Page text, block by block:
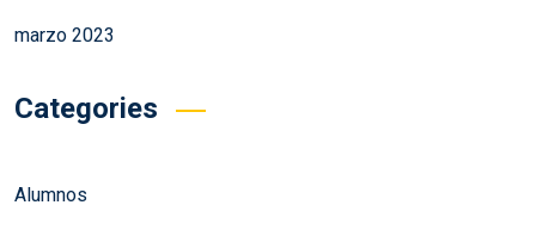
marzo 2023
Categories
Alumnos